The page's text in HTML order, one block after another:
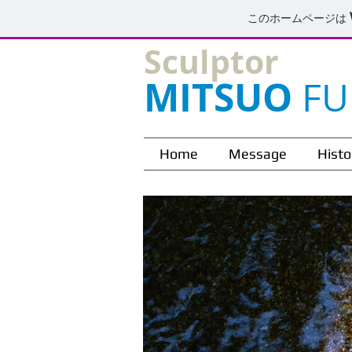
このホームページは
Sculptor
MITSUO
Home Message